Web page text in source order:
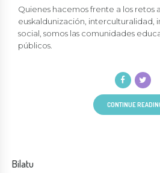
Quienes hacemos frente a los retos
euskaldunización, interculturalidad,
social, somos las comunidades
públicos.
CONTINUE
Bilatu